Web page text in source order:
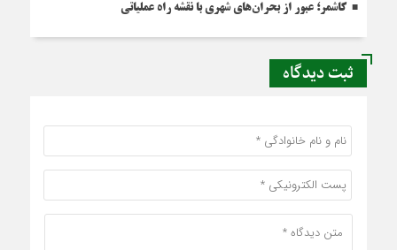
کاشمر؛ عبور از بحران‌های شهری با نقشه راه عملیاتی
ثبت دیدگاه